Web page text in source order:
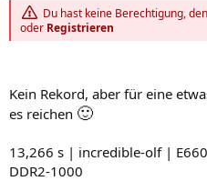
Du hast keine Berechtigung,
oder Registrieren
Kein Rekord, aber für eine
es reichen 🙂
13,266 s | incredible-olf |
DDR2-1000